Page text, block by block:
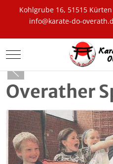
Kohlgrube 16, 51515 Kürten
info@karate-do-
Mobile Menu Toggle
Overather